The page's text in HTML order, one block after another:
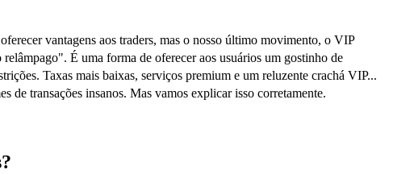
vantagens aos traders, mas o nosso último movimento, o VIP
É uma forma de oferecer aos usuários um gostinho de
Taxas mais baixas, serviços premium e um reluzente crachá VIP...
de transações insanos. Mas vamos explicar isso corretamente.